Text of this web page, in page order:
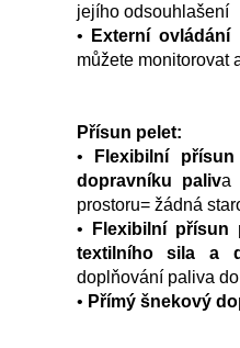
jejího odsouhlašení
• Externí
můžete monitorovat
Přísun pelet:
• Flexibilní
dopravníku paliva
prostoru= žádná
• Flexibilní přísun
textilního sila a
doplňování paliva
• Přímý šnekový